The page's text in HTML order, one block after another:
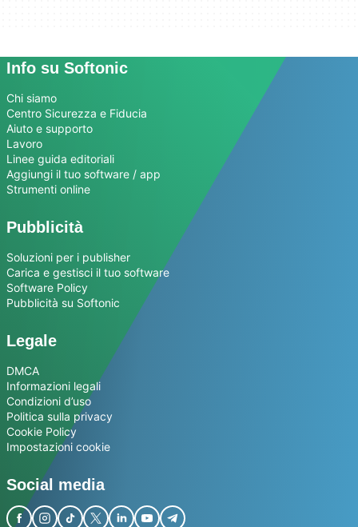
Info su Softonic
Chi siamo
Centro Sicurezza e Fiducia
Aiuto e supporto
Lavoro
Linee guida editoriali
Aggiungi il tuo software / app
Strumenti online
Pubblicità
Soluzioni per i publisher
Carica e gestisci il tuo software
Software Policy
Pubblicità su Softonic
Legale
DMCA
Informazioni legali
Condizioni d’uso
Politica sulla privacy
Cookie Policy
Impostazioni cookie
Social media